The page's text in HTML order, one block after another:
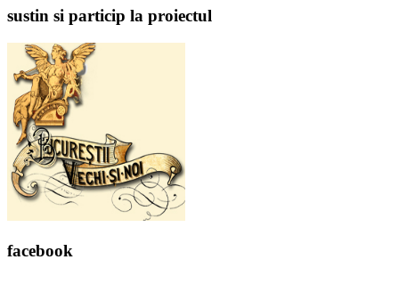
sustin si particip la proiectul
facebook